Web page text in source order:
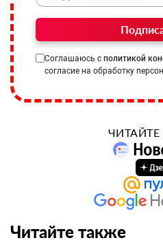
Соглашаюсь с политикой
согласие на обработку
ЧИТАЙТЕ
Читайте также